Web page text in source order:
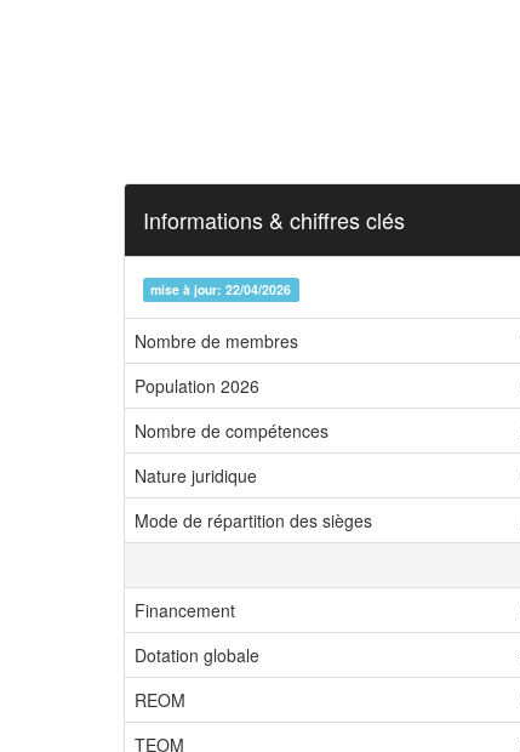
Informations & chiffres clés
mise à jour: 22/04/2026
Nombre de membres
Population 2026
Nombre de compétences
Nature juridique
Mode de répartition des sièges
Financement
Dotation globale
REOM
TEOM